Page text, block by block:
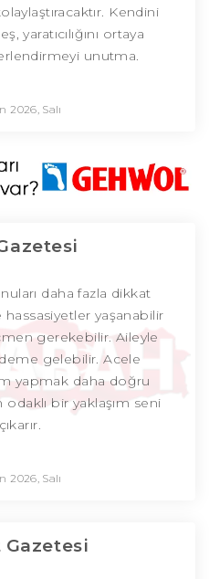
Kendini
yaratıcılığını ortaya
unutma.
2026, Salı
daha fazla dikkat
yaşanabilir
gerekebilir. Aileyle
gelebilir. Acele
yapmak daha doğru
bir yaklaşım seni
2026, Salı